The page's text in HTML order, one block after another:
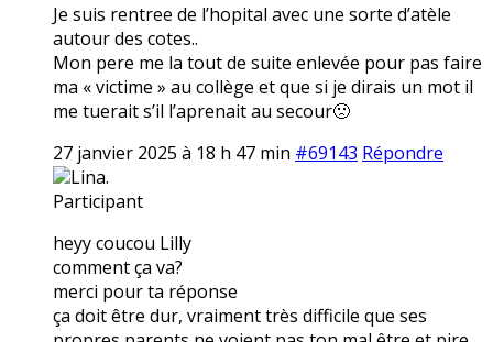
Je suis rentree de l’hopital avec une sorte d’atèle
autour des cotes..
Mon pere me la tout de suite enlevée pour pas faire
ma « victime » au collège et que si je dirais un mot il
me tuerait s’il l’aprenait au secour🙁
27 janvier 2025 à 18 h 47 min #69143 Répondre
Lina.
Participant
heyy coucou Lilly
comment ça va?
merci pour ta réponse
ça doit être dur, vraiment très difficile que ses